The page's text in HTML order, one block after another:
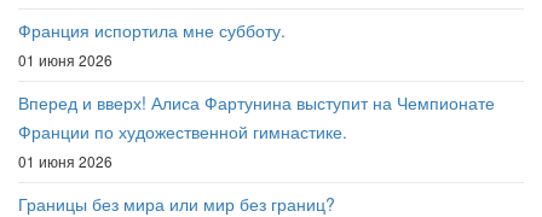
Франция испортила мне субботу.
01 июня 2026
Вперед и вверх! Алиса Фартунина выступит на Чемпионате
Франции по художественной гимнастике.
01 июня 2026
Границы без мира или мир без границ?